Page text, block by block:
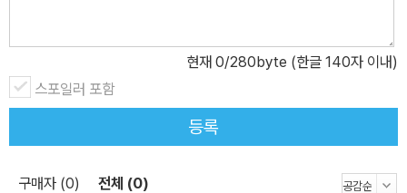
서로 연결되어 있기 때문이다. 이 책에서는 ‘천문용 단위’ ‘로그와 지
수’ ‘우주의 남북’ 등, 이 책의 본 내용을 이해하는 데 필요한 ‘보충 학
습 자료’를 별도로 제공해, 독자들이 좀 더 효율적으로 학습할 수 있도
과 그림 자료로 구성해 독자에게 전달하고 있다. Newton의 기사 중
현재 0/280byte (한글 140자 이내)
스포일러 포함
등록
구매자 (0) 전체 (0)